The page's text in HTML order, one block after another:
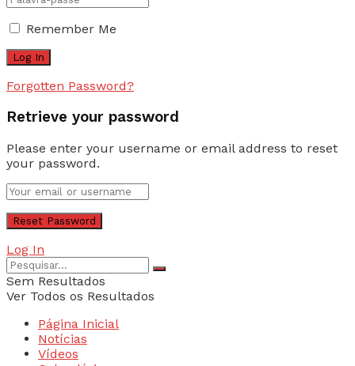
Remember Me
Forgotten Password?
Retrieve your password
Please enter your username or email address to reset
your password.
Log In
Sem Resultados
Ver Todos os Resultados
Página Inicial
Notícias
Vídeos